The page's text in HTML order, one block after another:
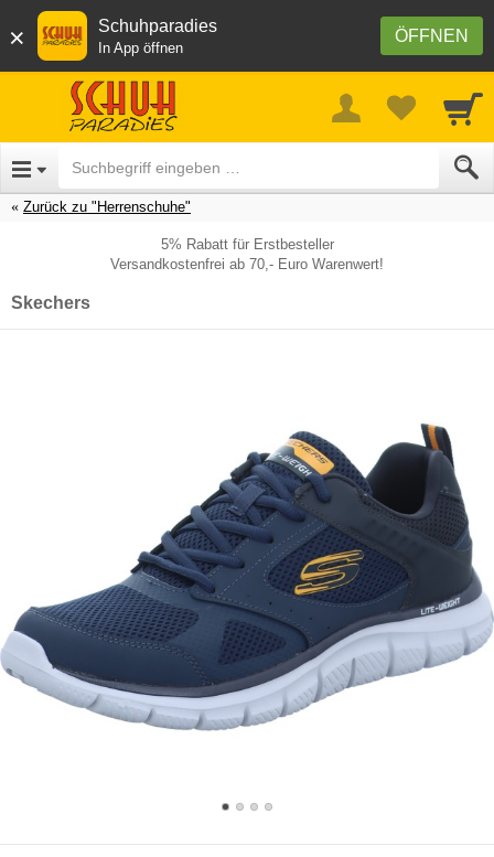
× ÖFFNEN
Schuhparadies
In App öffnen
Zurück zu "Herrenschuhe"
5% Rabatt für Erstbesteller
Versandkostenfrei ab 70,- Euro Warenwert!
Skechers